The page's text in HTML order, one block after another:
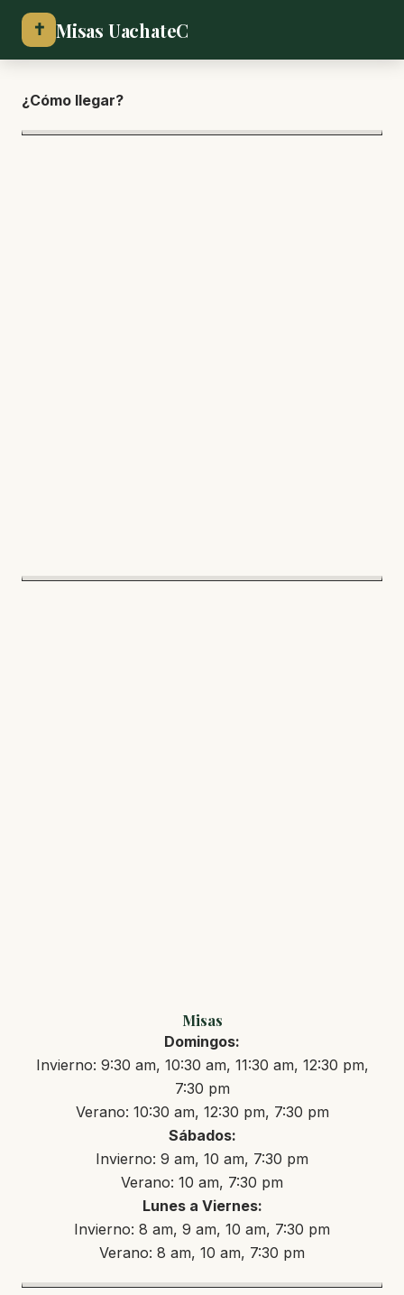
✝ Misas UachateC
¿Cómo llegar?
Misas
Domingos:
Invierno: 9:30 am, 10:30 am, 11:30 am, 12:30 pm,
7:30 pm
Verano: 10:30 am, 12:30 pm, 7:30 pm
Sábados:
Invierno: 9 am, 10 am, 7:30 pm
Verano: 10 am, 7:30 pm
Lunes a Viernes:
Invierno: 8 am, 9 am, 10 am, 7:30 pm
Verano: 8 am, 10 am, 7:30 pm